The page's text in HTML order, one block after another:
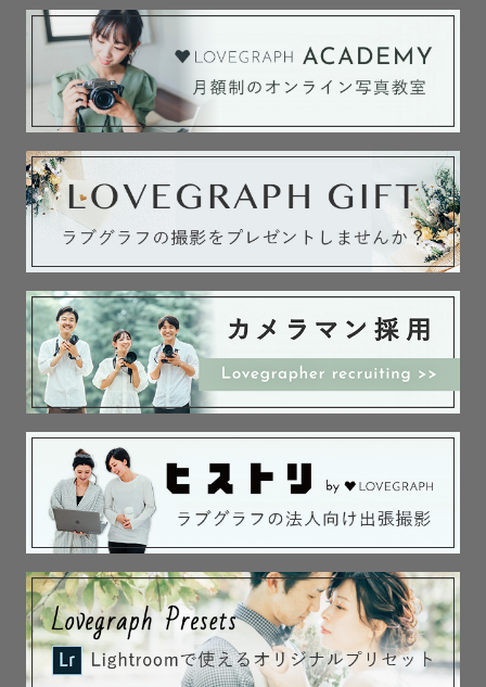
最後まで読んで頂き、ありがとうございます！
皆さまにお会いできるのを楽しみにしております😆